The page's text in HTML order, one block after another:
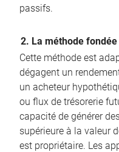
passifs.
2. La méthode
Cette méthode est
dégagent un
un acheteur
ou flux de trésorerie
capacité de générer
supérieure à la valeur
est propriétaire. Les